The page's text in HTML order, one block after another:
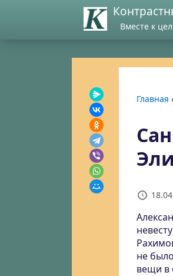
Вместе к
Главная
не
вещи в